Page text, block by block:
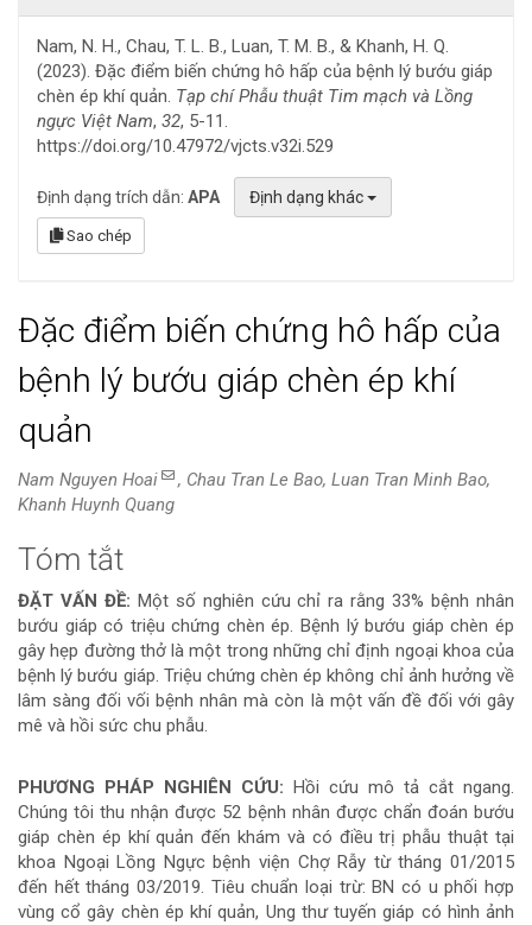
Nam, N. H., Chau, T. L. B., Luan, T. M. B., & Khanh, H. Q.
(2023). Đặc điểm biến chứng hô hấp của bệnh lý bướu giáp
chèn ép khí quản. Tạp chí Phẫu thuật Tim mạch và Lồng
ngực Việt Nam, 32, 5-11.
https://doi.org/10.47972/vjcts.v32i.529
Định dạng trích dẫn: APA Định dạng khác
Sao chép
Đặc điểm biến chứng hô hấp của
bệnh lý bướu giáp chèn ép khí
quản
Nam Nguyen Hoai
, Chau Tran Le Bao, Luan Tran Minh Bao,
Khanh Huynh Quang
Nội
dung
chính
của
viết
Tóm tắt
ĐẶT VẤN ĐỀ: Một số nghiên cứu chỉ ra rằng 33% bệnh nhân
bướu giáp có triệu chứng chèn ép. Bệnh lý bướu giáp chèn ép
gây hẹp đường thở là một trong những chỉ định ngoại khoa của
bệnh lý bướu giáp. Triệu chứng chèn ép không chỉ ảnh hưởng về
lâm sàng đối vối bệnh nhân mà còn là một vấn đề đối với gây
mê và hồi sức chu phẫu.
PHƯƠNG PHÁP NGHIÊN CỨU: Hồi cứu mô tả cắt ngang.
Chúng tôi thu nhận được 52 bệnh nhân được chẩn đoán bướu
giáp chèn ép khí quản đến khám và có điều trị phẫu thuật tại
khoa Ngoại Lồng Ngực bệnh viện Chợ Rẫy từ tháng 01/2015
đến hết tháng 03/2019. Tiêu chuẩn loại trừ: BN có u phối hợp
vùng cổ gây chèn ép khí quản, Ung thư tuyến giáp có hình ảnh